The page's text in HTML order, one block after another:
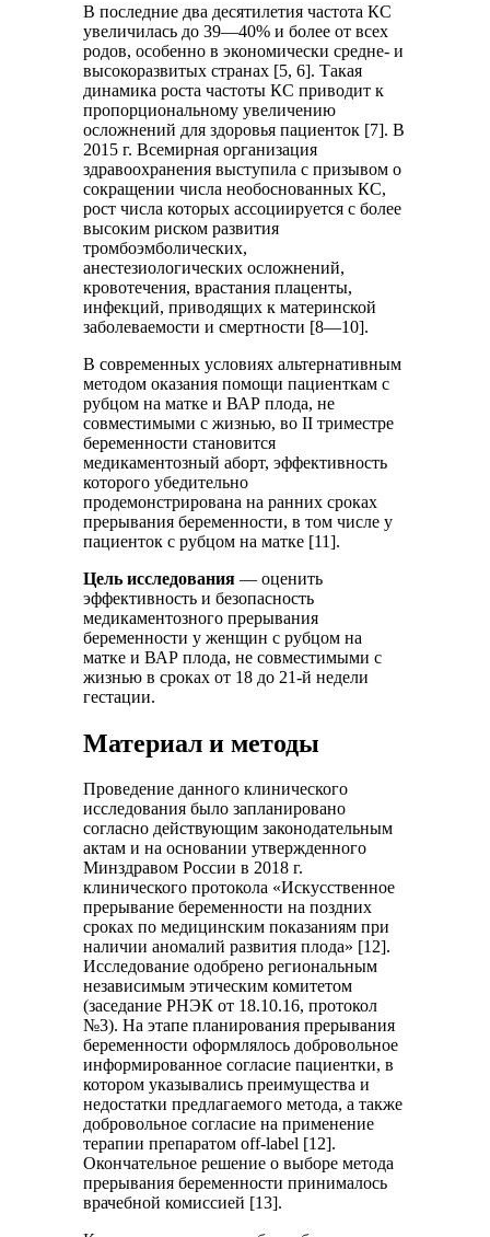
В последние два десятилетия частота КС
увеличилась до 39—40% и более от всех
родов, особенно в экономически средне- и
высокоразвитых странах [5, 6]. Такая
динамика роста частоты КС приводит к
пропорциональному увеличению
осложнений для здоровья пациенток [7]. В
2015 г. Всемирная организация
здравоохранения выступила с призывом о
сокращении числа необоснованных КС,
рост числа которых ассоциируется с более
высоким риском развития
тромбоэмболических,
анестезиологических осложнений,
кровотечения, врастания плаценты,
инфекций, приводящих к материнской
заболеваемости и смертности [8—10].
В современных условиях альтернативным
методом оказания помощи пациенткам с
рубцом на матке и ВАР плода, не
совместимыми с жизнью, во II триместре
беременности становится
медикаментозный аборт, эффективность
которого убедительно
продемонстрирована на ранних сроках
прерывания беременности, в том числе у
пациенток с рубцом на матке [11].
Цель исследования — оценить
эффективность и безопасность
медикаментозного прерывания
беременности у женщин с рубцом на
матке и ВАР плода, не совместимыми с
жизнью в сроках от 18 до 21-й недели
гестации.
Материал и методы
Проведение данного клинического
исследования было запланировано
согласно действующим законодательным
актам и на основании утвержденного
Минздравом России в 2018 г.
клинического протокола «Искусственное
прерывание беременности на поздних
сроках по медицинским показаниям при
наличии аномалий развития плода» [12].
Исследование одобрено региональным
независимым этическим комитетом
(заседание РНЭК от 18.10.16, протокол
№3). На этапе планирования прерывания
беременности оформлялось добровольное
информированное согласие пациентки, в
котором указывались преимущества и
недостатки предлагаемого метода, а также
добровольное согласие на применение
терапии препаратом off-label [12].
Окончательное решение о выборе метода
прерывания беременности принималось
врачебной комиссией [13].